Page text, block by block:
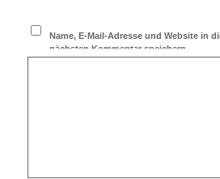
Name, E-Mail-Adresse und Website in
nächsten Kommentar speichern.